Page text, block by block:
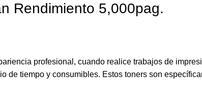
Rendimiento 5,000pag.
profesional, cuando realice trabajos de
de tiempo y consumibles. Estos toners son